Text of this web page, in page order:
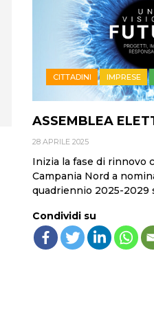
CITTADINI IMPRESE
ASSEMBLEA
28 APRILE 2025
Inizia la fase di rinnovo
Campania Nord a
quadriennio 2025-2029
Condividi su